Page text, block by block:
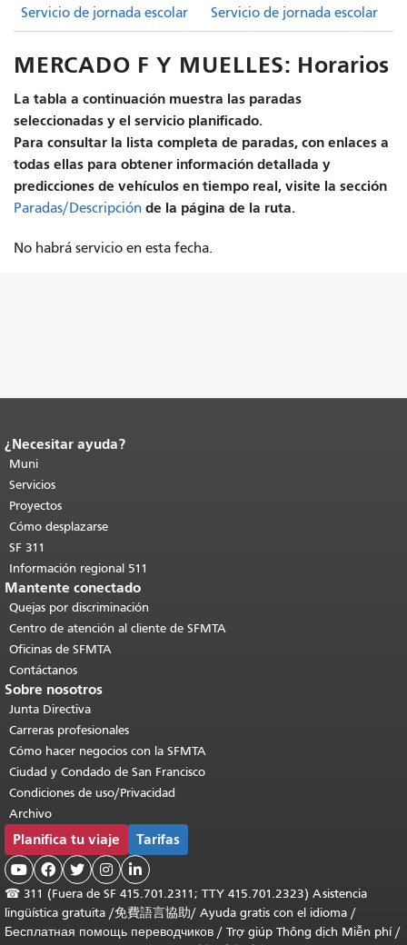
Servicio de jornada escolar Servicio de jornada escolar
MERCADO F Y MUELLES: Horarios
La tabla a continuación muestra las paradas
seleccionadas y el servicio planificado.
Para consultar la lista completa de paradas, con enlaces a
todas ellas para obtener información detallada y
predicciones de vehículos en tiempo real, visite la sección
Paradas/Descripción de la página de la ruta.
No habrá servicio en esta fecha.
Fin del contenido de la página.
de esta página se repite en todas las
páginas.Volver al principio del
contenido principal
¿Necesitar ayuda?
Muni
Servicios
Proyectos
Cómo desplazarse
SF 311
Información regional 511
Mantente conectado
Quejas por discriminación
Centro de atención al cliente de SFMTA
Oficinas de SFMTA
Contáctanos
Sobre nosotros
Junta Directiva
Carreras profesionales
Cómo hacer negocios con la SFMTA
Ciudad y Condado de San Francisco
Condiciones de uso/Privacidad
Archivo
Planifica tu viaje Tarifas
    
☎ 311 (Fuera de SF 415.701.2311; TTY 415.701.2323) Asistencia
lingüística gratuita /免費語言協助/ Ayuda gratis con el idioma /
Бесплатная помощь переводчиков / Trợ giúp Thông dịch Miễn phí/